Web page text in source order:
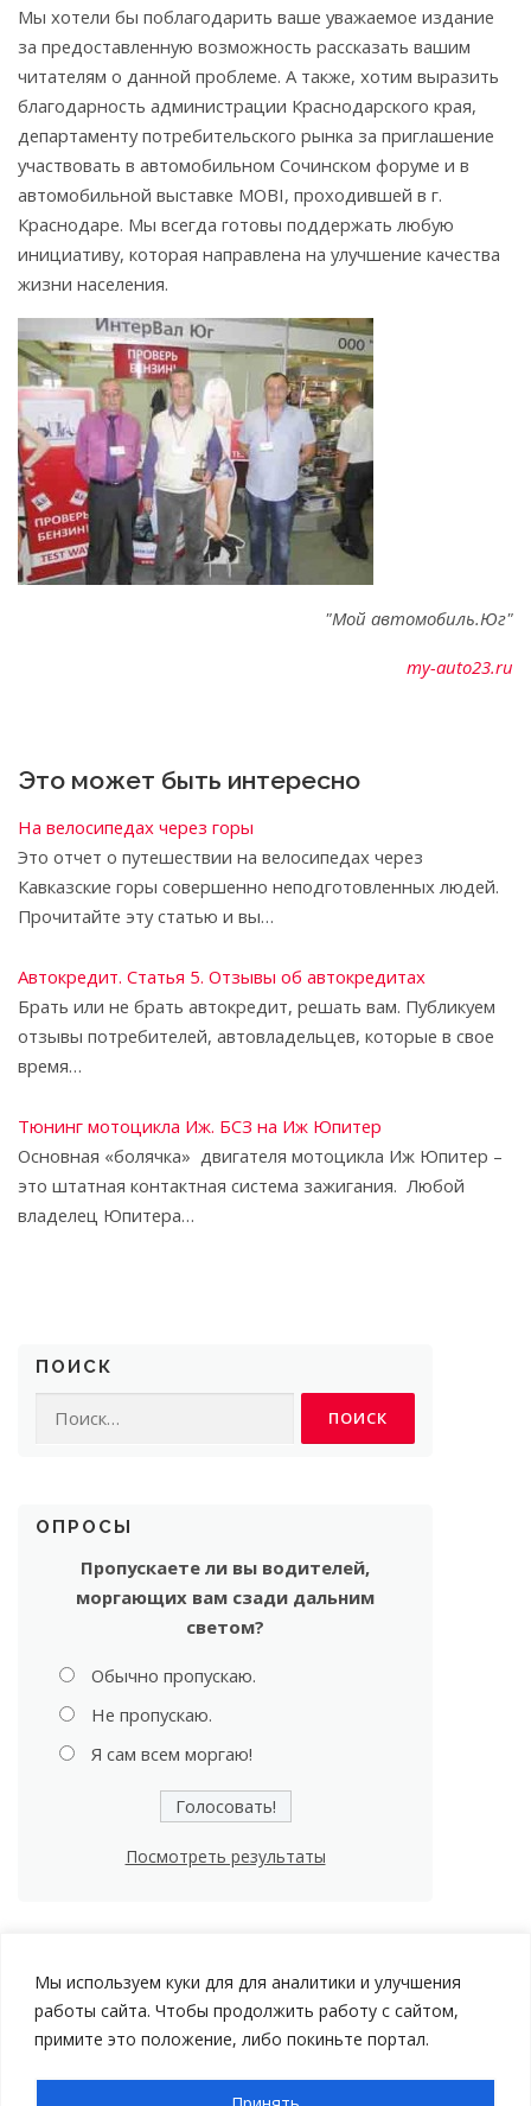
Мы используем куки для для аналитики и улучшения
работы сайта. Чтобы продолжить работу с сайтом,
примите это положение, либо покиньте портал.
Мы хотели бы поблагодарить ваше уважаемое издание
за предоставленную возможность рассказать вашим
читателям о данной проблеме. А также, хотим выразить
благодарность администрации Краснодарского края,
департаменту потребительского рынка за приглашение
участвовать в автомобильном Сочинском форуме и в
автомобильной выставке MOBI, проходившей в г.
Краснодаре. Мы всегда готовы поддержать любую
инициативу, которая направлена на улучшение качества
жизни населения.
"Мой автомобиль.Юг"
my-auto23.ru
Это может быть интересно
На велосипедах через горы
Это отчет о путешествии на велосипедах через
Кавказские горы совершенно неподготовленных людей.
Прочитайте эту статью и вы…
Автокредит. Статья 5. Отзывы об автокредитах
Брать или не брать автокредит, решать вам. Публикуем
отзывы потребителей, автовладельцев, которые в свое
время…
Тюнинг мотоцикла Иж. БСЗ на Иж Юпитер
Основная «болячка» двигателя мотоцикла Иж Юпитер –
это штатная контактная система зажигания. Любой
владелец Юпитера…
ПОИСК
ОПРОСЫ
Пропускаете ли вы водителей,
моргающих вам сзади дальним
светом?
Обычно пропускаю.
Не пропускаю.
Я сам всем моргаю!
Посмотреть результаты